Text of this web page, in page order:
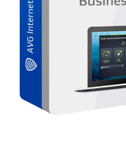
AVAST Driver Updater
AVAST SecureLine VPN
AVAST AntiTrack Premium